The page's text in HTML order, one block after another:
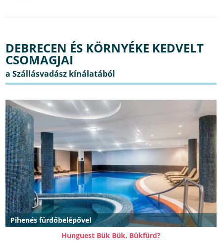
DEBRECEN ÉS KÖRNYÉKE KEDVELT
CSOMAGJAI
Pihenés fürdőbelépővel
Hunguest Bük Bük, Bükfürd?